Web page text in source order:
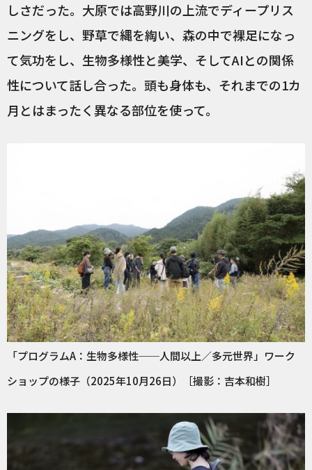
しさだった。大原では高野川の上流でディープリス
ニングをし、野草で縄を綯い、森の中で裸足になっ
て気功をし、生物多様性と美学、そしてAIとの関係
性について話し合った。頭も身体も、それまでの1カ
月とはまったく異なる部位を使って。
「プログラムA：生物多様性──人間以上／多元世界」ワーク
ショップの様子（2025年10月26日）［撮影：吉本和樹］